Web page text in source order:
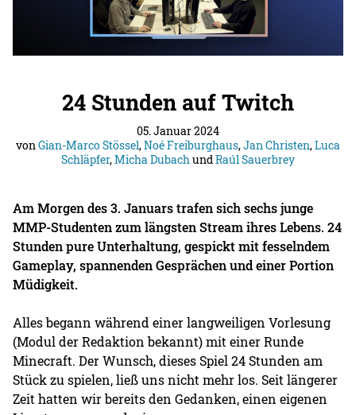
24 Stunden auf Twitch
05. Januar 2024
vonGian-Marco Stössel,Noé Freiburghaus,Jan Christen,Luca
Schläpfer,Micha DubachundRaúl Sauerbrey
Am Morgen des 3. Januars trafen sich sechs junge
MMP-Studenten zum längsten Stream ihres Lebens. 24
Stunden pure Unterhaltung, gespickt mit fesselndem
Gameplay, spannenden Gesprächen und einer Portion
Müdigkeit.
Alles begann während einer langweiligen Vorlesung
(Modul der Redaktion bekannt) mit einer Runde
Minecraft. Der Wunsch, dieses Spiel 24 Stunden am
Stück zu spielen, ließ uns nicht mehr los. Seit längerer
Zeit hatten wir bereits den Gedanken, einen eigenen